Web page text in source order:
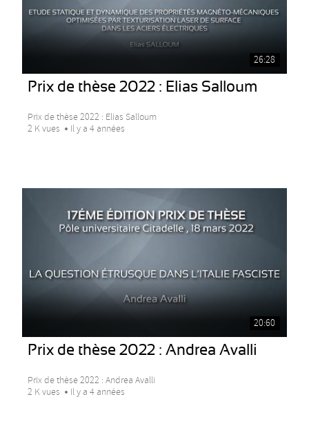
26:28
Prix de thèse 2022 : Elias Salloum
Prix de thèse 2022 : Elias Salloum
2 K vues
Il y a 4 années
20:60
Prix de thèse 2022 : Andrea Avalli
Prix de thèse 2022 : Andrea Avalli
2 K vues
Il y a 4 années